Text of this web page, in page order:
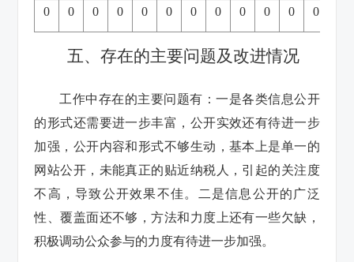
0 0 0 0 0 0 0 0 0 0 0 0
五、存在的主要问题及改进情况
工作中存在的主要问题有：一是各类信息公开
的形式还需要进一步丰富，公开实效还有待进一步
加强，公开内容和形式不够生动，基本上是单一的
网站公开，未能真正的贴近纳税人，引起的关注度
不高，导致公开效果不佳。二是信息公开的广泛
性、覆盖面还不够，方法和力度上还有一些欠缺，
积极调动公众参与的力度有待进一步加强。